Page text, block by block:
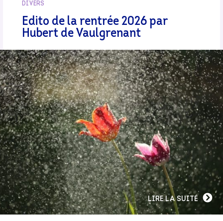
DIVERS
Edito de la rentrée 2026 par
Hubert de Vaulgrenant
LIRE LA SUITE